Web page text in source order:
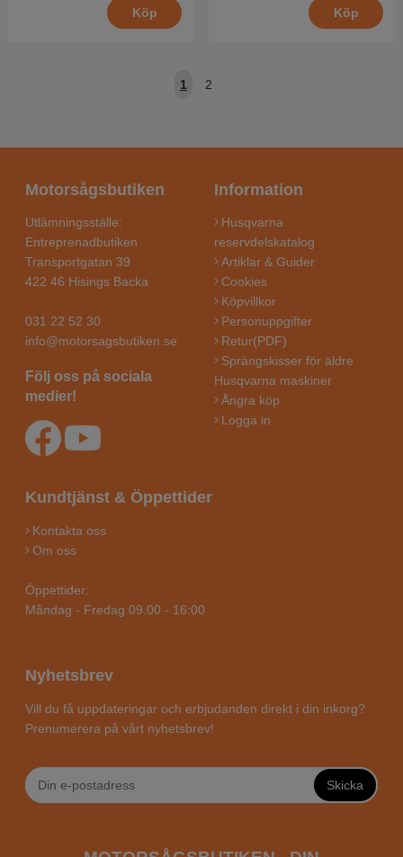
Köp Köp
1 2
Motorsågsbutiken
Utlämningsställe:
Entreprenadbutiken
Transportgatan 39
422 46 Hisings Backa
031 22 52 30
info@motorsagsbutiken.se
Följ oss på sociala
medier!
Information
Husqvarna
reservdelskatalog
Artiklar & Guider
Cookies
Köpvillkor
Personuppgifter
Retur(PDF)
Sprängskisser för äldre
Husqvarna maskiner
Ångra köp
Logga in
Kundtjänst & Öppettider
Kontakta oss
Om oss
Öppettider:
Måndag - Fredag 09.00 - 16:00
Nyhetsbrev
Vill du få uppdateringar och erbjudanden direkt i din inkorg?
Prenumerera på vårt nyhetsbrev!
Skicka